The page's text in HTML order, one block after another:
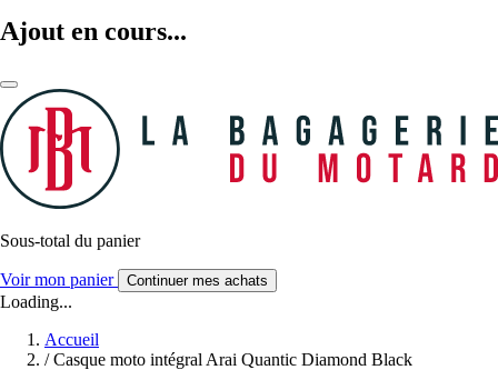
Ajout en cours...
Sous-total du panier
Voir mon panier Continuer mes achats
Loading...
Accueil
/ Casque moto intégral Arai Quantic Diamond Black